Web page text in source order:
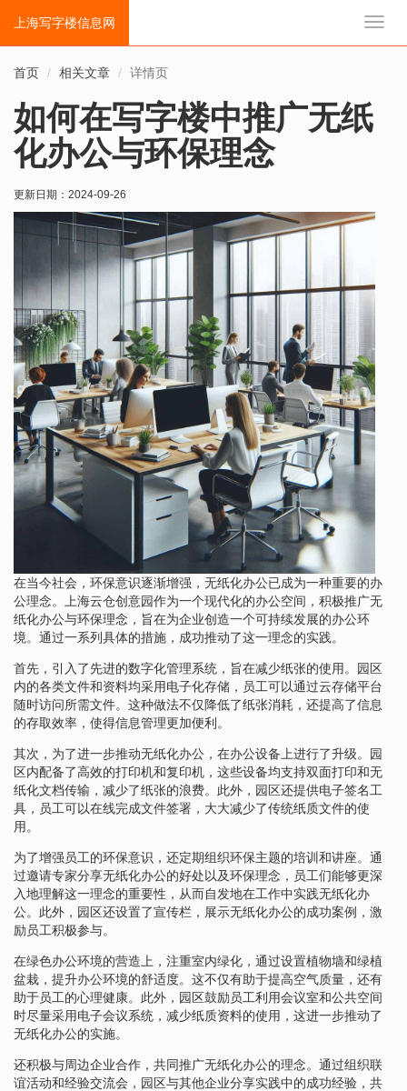
切
上海写字楼信息网
首页 相关文章 详情页
如何在写字楼中推广无纸
化办公与环保理念
更新日期： 2024-09-26
在当今社会，环保意识逐渐增强，无纸化办公已成为一种重要的办
公理念。上海云仓创意园作为一个现代化的办公空间，积极推广无
纸化办公与环保理念，旨在为企业创造一个可持续发展的办公环
境。通过一系列具体的措施，成功推动了这一理念的实践。
首先，引入了先进的数字化管理系统，旨在减少纸张的使用。园区
内的各类文件和资料均采用电子化存储，员工可以通过云存储平台
随时访问所需文件。这种做法不仅降低了纸张消耗，还提高了信息
的存取效率，使得信息管理更加便利。
其次，为了进一步推动无纸化办公，在办公设备上进行了升级。园
区内配备了高效的打印机和复印机，这些设备均支持双面打印和无
纸化文档传输，减少了纸张的浪费。此外，园区还提供电子签名工
具，员工可以在线完成文件签署，大大减少了传统纸质文件的使
用。
为了增强员工的环保意识，还定期组织环保主题的培训和讲座。通
过邀请专家分享无纸化办公的好处以及环保理念，员工们能够更深
入地理解这一理念的重要性，从而自发地在工作中实践无纸化办
公。此外，园区还设置了宣传栏，展示无纸化办公的成功案例，激
励员工积极参与。
在绿色办公环境的营造上，注重室内绿化，通过设置植物墙和绿植
盆栽，提升办公环境的舒适度。这不仅有助于提高空气质量，还有
助于员工的心理健康。此外，园区鼓励员工利用会议室和公共空间
时尽量采用电子会议系统，减少纸质资料的使用，这进一步推动了
无纸化办公的实施。
还积极与周边企业合作，共同推广无纸化办公的理念。通过组织联
谊活动和经验交流会，园区与其他企业分享实践中的成功经验，共